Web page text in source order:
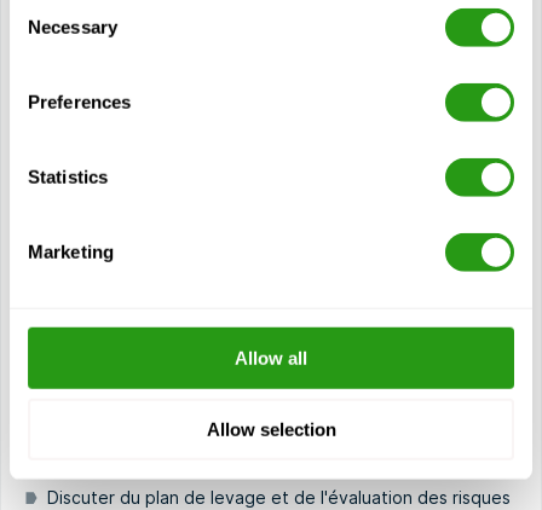
Selection
Necessary
Preferences
Statistics
Marketing
Allow all
Allow selection
OPITO Banksman Assessment (Stage 3)
1 jour(s)
L'évaluation OPITO Banksman (étape 3) est conçue pour
et Slinger ou qui possèdent suffisamment de...
Certification(s)
2 années de validité
Discuter du plan de levage et de l'évaluation des risques